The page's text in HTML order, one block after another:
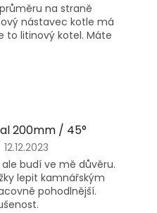
na straně
nástavec kotle má
to litinový kotel. Máte
200mm / 45°
12.12.2023
budí ve mě důvěru.
lepit kamnářským
pohodlnější.